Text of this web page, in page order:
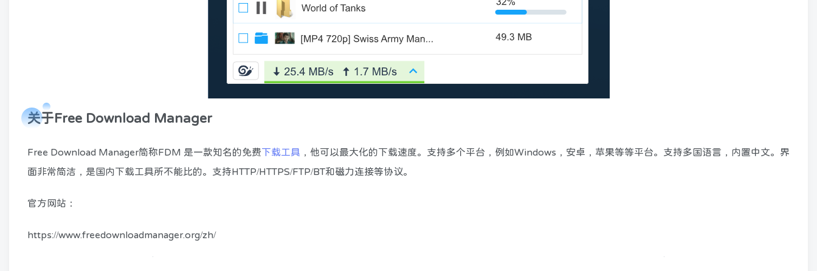
关于Free Download Manager
Free Download Manager简称FDM 是一款知名的免费下载工具 ，他可以最大化的下载速度。支持多个平台，例如Windows，安卓，苹果等等平台。支持多国语言，内置中文。界
面非常简洁，是国内下载工具所不能比的。支持HTTP/HTTPS/FTP/BT和磁力连接等协议。
官方网站：
https://www.freedownloadmanager.org/zh/